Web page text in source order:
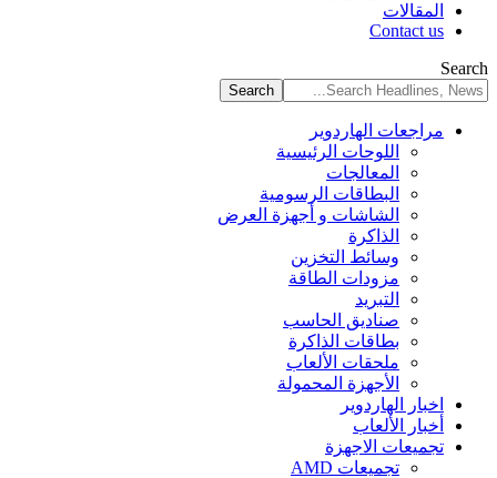
المقالات
Contact us
Search
مراجعات الهاردوير
اللوحات الرئيسية
المعالجات
البطاقات الرسومية
الشاشات و أجهزة العرض
الذاكرة
وسائط التخزين
مزودات الطاقة
التبريد
صناديق الحاسب
بطاقات الذاكرة
ملحقات الألعاب
الأجهزة المحمولة
اخبار الهاردوير
أخبار الألعاب
تجميعات الاجهزة
تجميعات AMD